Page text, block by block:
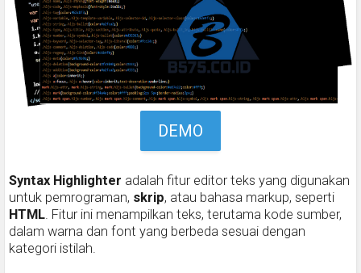
DEMO
Syntax Highlighter adalah fitur editor teks yang digunakan
untuk pemrograman, skrip, atau bahasa markup, seperti
HTML. Fitur ini menampilkan teks, terutama kode sumber,
dalam warna dan font yang berbeda sesuai dengan
kategori istilah.